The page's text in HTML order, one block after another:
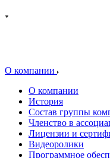
О компании
О компании
История
Состав группы
Членство в
Лицензии и
Видеоролики
Программное